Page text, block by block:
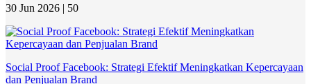
30 Jun 2026 | 50
Social Proof Facebook: Strategi Efektif Meningkatkan Kepercayaan
dan Penjualan Brand